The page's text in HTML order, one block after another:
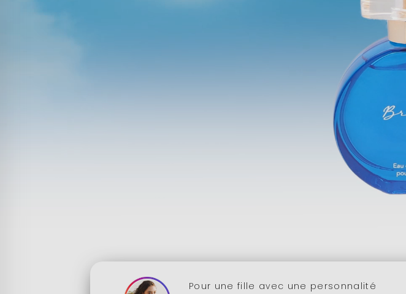
Pour une fille avec une personnalité